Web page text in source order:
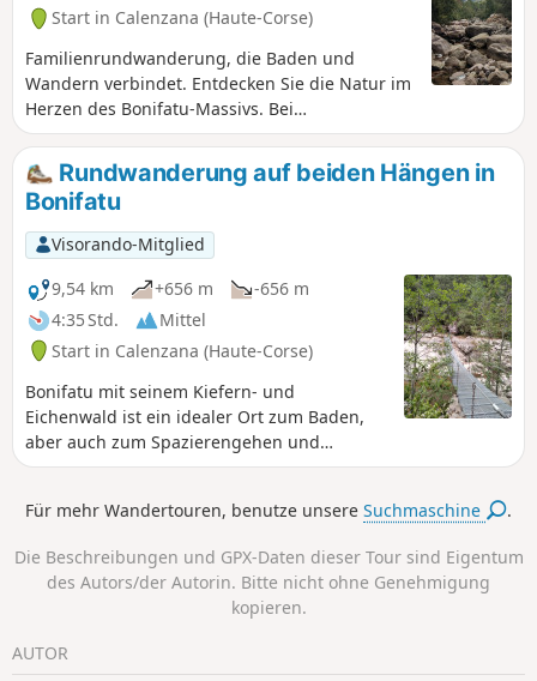
Start in Calenzana (Haute-Corse)
Familienrundwanderung, die Baden und
Wandern verbindet. Entdecken Sie die Natur im
Herzen des Bonifatu-Massivs. Bei
Hochwassergefahr zu vermeiden. Der
Startpunkt der Rundwanderung von Ficaghjola
befindet sich ganz unten am Parkplatz. Sie
steigen zunächst zum Flussufer hinab,
überqueren dann eine Fußgängerbrücke und
steigen anschließend wieder hinauf.
Rundwanderung auf beiden Hängen in
Bonifatu
Visorando-Mitglied
9,54 km
+656 m
-656 m
4:35 Std.
Mittel
Start in Calenzana (Haute-Corse)
Bonifatu mit seinem Kiefern- und
Eichenwald ist ein idealer Ort zum Baden,
aber auch zum Spazierengehen und
Wandern. Ich schlage hier eine Route vor,
und es ermöglicht, verschiedene Hänge zu
Für mehr Wandertouren, benutze unsereSuchmaschine .
Die Beschreibungen und GPX-Daten dieser Tour sind Eigentum
des Autors/der Autorin. Bitte nicht ohne Genehmigung
kopieren.
AUTOR